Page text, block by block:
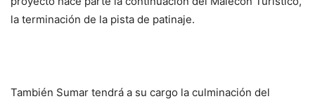
la terminación de la pista de patinaje.
También Sumar tendrá a su cargo la culminación del